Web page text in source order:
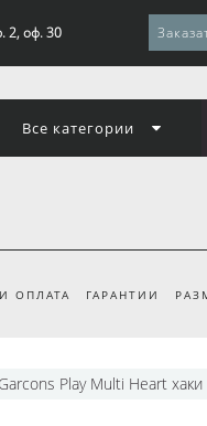
2, оф. 30
Все категории
ОПЛАТА ГАРАНТИИ
Play Multi Heart